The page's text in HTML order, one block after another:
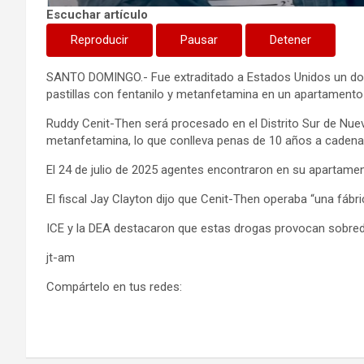
Escuchar artículo
Reproducir
Pausar Detener
SANTO DOMINGO.- Fue extraditado a Estados Unidos un
pastillas con fentanilo y metanfetamina en un
Ruddy Cenit-Then será procesado en el Distrito Sur de
metanfetamina, lo que conlleva penas de 10 años a
El 24 de julio de 2025 agentes encontraron en su
El fiscal Jay Clayton dijo que Cenit-Then operaba “una
ICE y la DEA destacaron que estas drogas provocan
jt-am
Compártelo en tus redes: